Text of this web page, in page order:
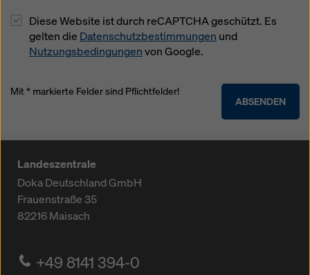
Diese Website ist durch reCAPTCHA geschützt. Es
gelten die Datenschutzbestimmungen und
Nutzungsbedingungenvon Google.
ABSENDEN
Mit * markierte Felder sind Pflichtfelder!
Landeszentrale
Doka Deutschland GmbH
Frauenstraße 35
82216Maisach
+49 8141 394-0